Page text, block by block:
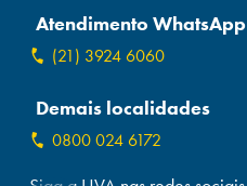
Atendimento WhatsApp
(21) 3924 6060
Demais localidades
0800 024 6172